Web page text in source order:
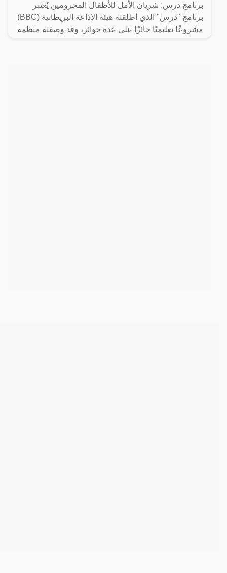
برنامج درس: شريان الأمل للأطفال المحرومين يُعتبر
برنامج "درس" الذي أطلقته هيئة الإذاعة البريطانية (BBC)
مشروعًا تعليميًا حائزًا على عدة جوائز، وقد وصفته منظمة